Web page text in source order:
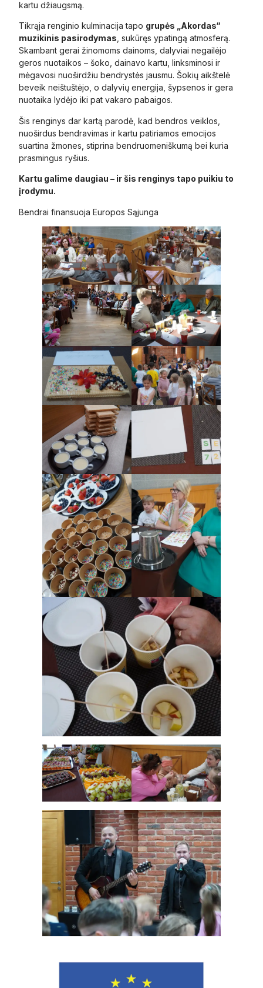
kartu džiaugsmą.
Tikrąja renginio kulminacija tapo grupės „Akordas“
muzikinis pasirodymas , sukūręs ypatingą atmosferą.
Skambant gerai žinomoms dainoms, dalyviai negailėjo
geros nuotaikos – šoko, dainavo kartu, linksminosi ir
mėgavosi nuoširdžiu bendrystės jausmu. Šokių aikštelė
beveik neištuštėjo, o dalyvių energija, šypsenos ir gera
nuotaika lydėjo iki pat vakaro pabaigos.
Šis renginys dar kartą parodė, kad bendros veiklos,
nuoširdus bendravimas ir kartu patiriamos emocijos
suartina žmones, stiprina bendruomeniškumą bei kuria
prasmingus ryšius.
Kartu galime daugiau – ir šis renginys tapo puikiu to
įrodymu.
Bendrai finansuoja Europos Sąjunga